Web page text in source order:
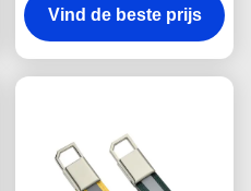
Keychains van de
Metaal Zeer belangrijke
Vind de beste prijs